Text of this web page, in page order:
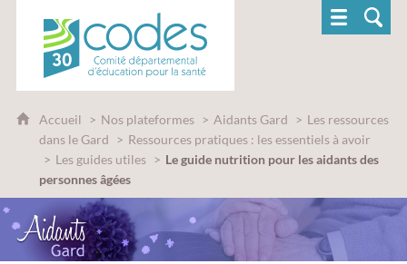
CoDES 30 - Comité départemental
Accueil Nos plateformes Aidants Gard
Les ressources
dans le Gard
Ressources pratiques : les essentiels à avoir
Les guides utiles
Le guide nutrition pour les aidants des
personnes âgées